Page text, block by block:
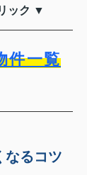
ック ▼
件一覧
なるコツ